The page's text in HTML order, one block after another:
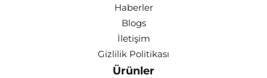
Haberler
Blogs
İletişim
Gizlilik Politikası
Ürünler